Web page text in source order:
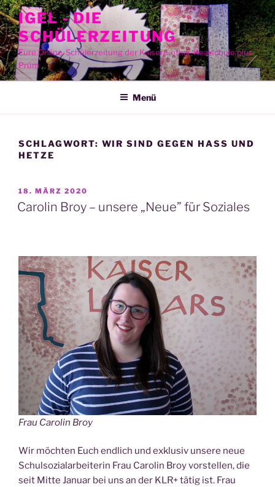
Zum
Inhalt
springen
IGEL - DIE
SCHÜLERZEITUNG
Eure Online-Schülerzeitung der Kaiser-Lothar-Realschule plus
Prüm
Menü
SCHLAGWORT: WIR SIND GEGEN HASS UND
HETZE
VERÖFFENTLICHT
AM
18. MÄRZ 2020
Carolin Broy – unsere „Neue” für Soziales
Frau Caro­lin Broy
Wir möch­ten Euch end­lich und exklu­siv unse­re neue
Schul­so­zi­al­ar­bei­te­rin Frau Caro­lin Broy vor­stel­len, die
seit Mit­te Janu­ar bei uns an der KLR+ tätig ist. Frau